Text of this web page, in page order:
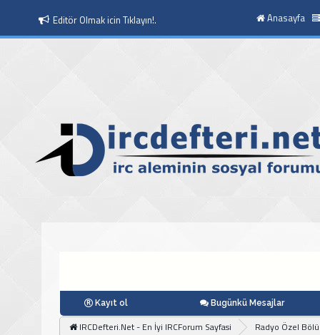
Editör Olmak icin Tıklayın!.
Moderatör Olmak icin Tıklayın!.
Anasayfa
Kayıt ol Bugünkü Mesajlar
IRCDefteri.Net - En İyi IRCForum Sayfasi
Radyo Özel